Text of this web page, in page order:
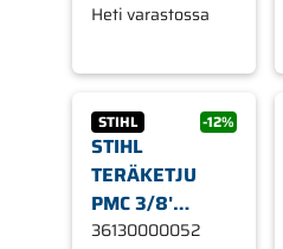
Heti varastossa
STIHL -12%
STIHL
TERÄKETJU
PMC 3/8'
1,3MM, 52
36130000052